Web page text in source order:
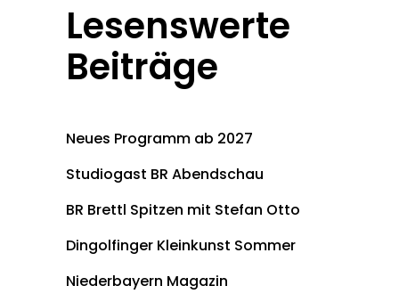
Lesenswerte
Beiträge
Neues Programm ab 2027
Studiogast BR Abendschau
BR Brettl Spitzen mit Stefan Otto
Dingolfinger Kleinkunst Sommer
Niederbayern Magazin